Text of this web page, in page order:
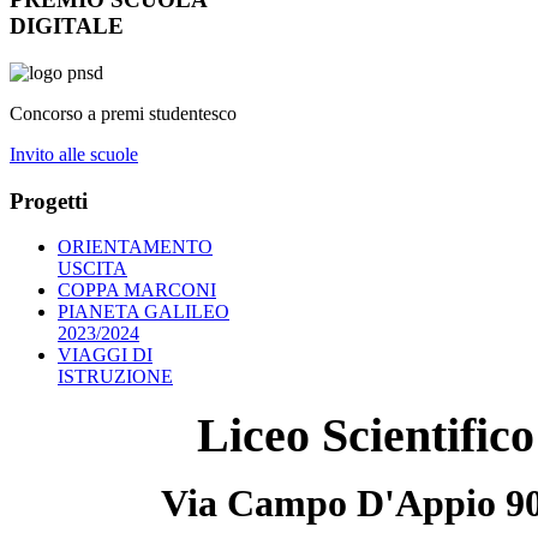
DIGITALE
Concorso a premi studentesco
Invito alle scuole
Progetti
ORIENTAMENTO
USCITA
COPPA MARCONI
PIANETA GALILEO
2023/2024
VIAGGI DI
ISTRUZIONE
Liceo
Via Campo D'Appio